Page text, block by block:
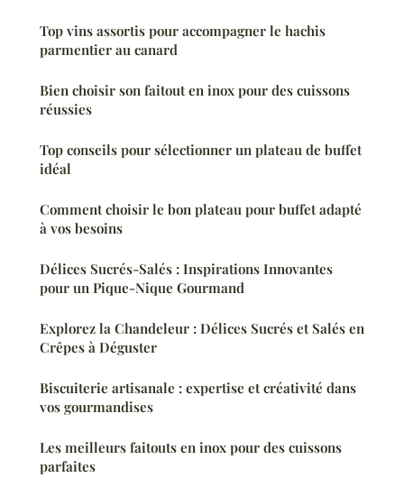
Top vins assortis pour accompagner le hachis
parmentier au canard
Bien choisir son faitout en inox pour des cuissons
réussies
Top conseils pour sélectionner un plateau de buffet
idéal
Comment choisir le bon plateau pour buffet adapté
à vos besoins
Délices Sucrés-Salés : Inspirations Innovantes
pour un Pique-Nique Gourmand
Explorez la Chandeleur : Délices Sucrés et Salés en
Crêpes à Déguster
Biscuiterie artisanale : expertise et créativité dans
vos gourmandises
Les meilleurs faitouts en inox pour des cuissons
parfaites